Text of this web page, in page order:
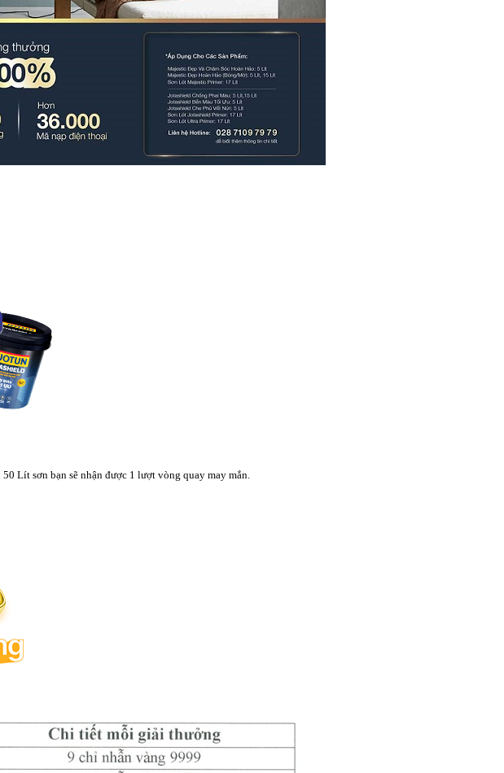
Lít sơn bạn sẽ nhận được 1 lượt vòng quay may mắn.